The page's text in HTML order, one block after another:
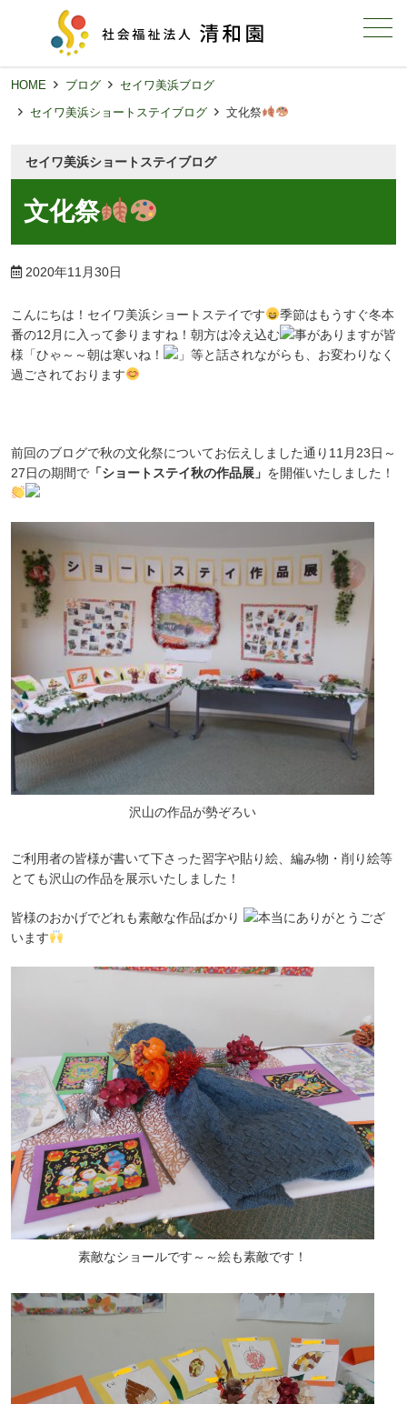
メニュー
HOME ブログ
セイワ美浜ブログ
セイワ美浜ショートステイブログ
文化祭
セイワ美浜ショートステイブログ
文化祭
2020年11月30日
こんにちは！セイワ美浜ショートステイです
季節はもうすぐ冬本
番の12月に入って参りますね！朝方は冷え込む
事がありますが皆
様「ひゃ～～朝は寒いね！
」等と話されながらも、お変わりなく
過ごされております
前回のブログで秋の文化祭についてお伝えしました通り11月23日～
27日の期間で 「ショートステイ秋の作品展」 を開催いたしました！
沢山の作品が勢ぞろい
ご利用者の皆様が書いて下さった習字や貼り絵、編み物・削り絵等
とても沢山の作品を展示いたしました！
皆様のおかげでどれも素敵な作品ばかり
本当にありがとうござ
います
素敵なショールです～～絵も素敵です！